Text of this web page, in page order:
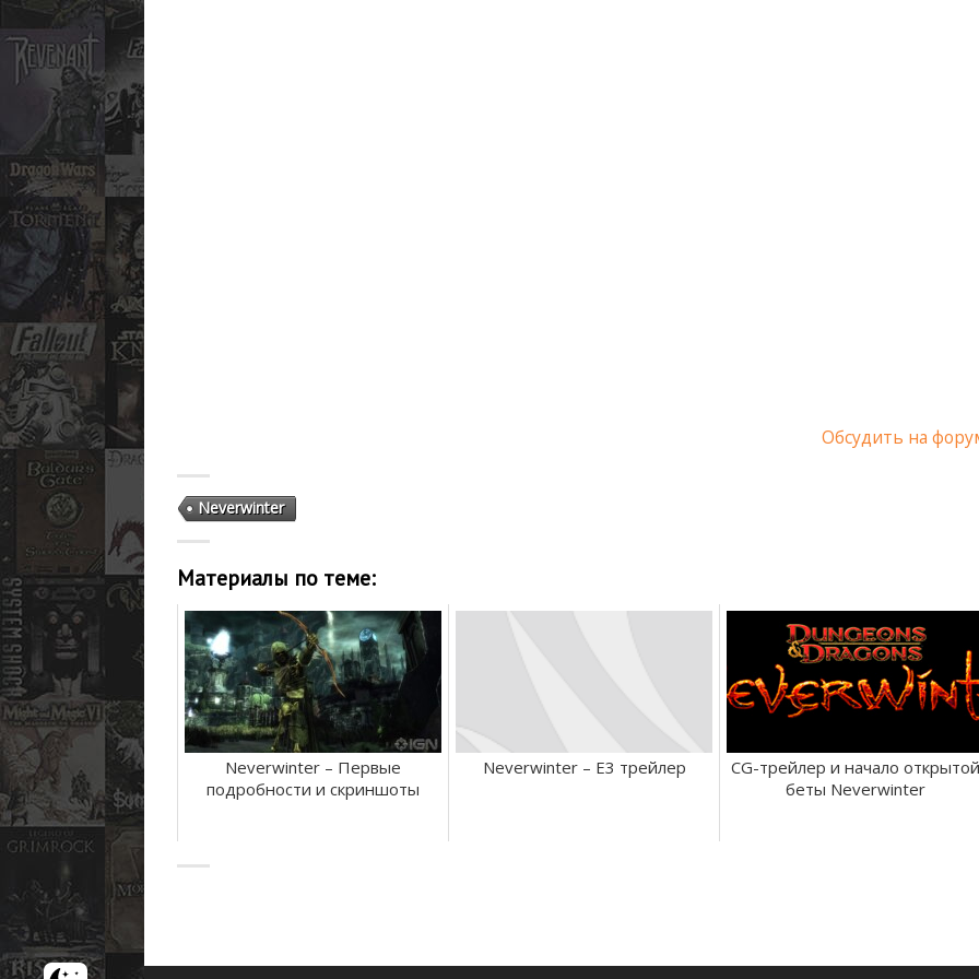
Обсудить на
Neverwinter
Материалы по теме:
Neverwinter – Первые
подробности и скриншоты
Neverwinter – E3 трейлер
CG-трейлер и начало открытой
беты Neverwinter